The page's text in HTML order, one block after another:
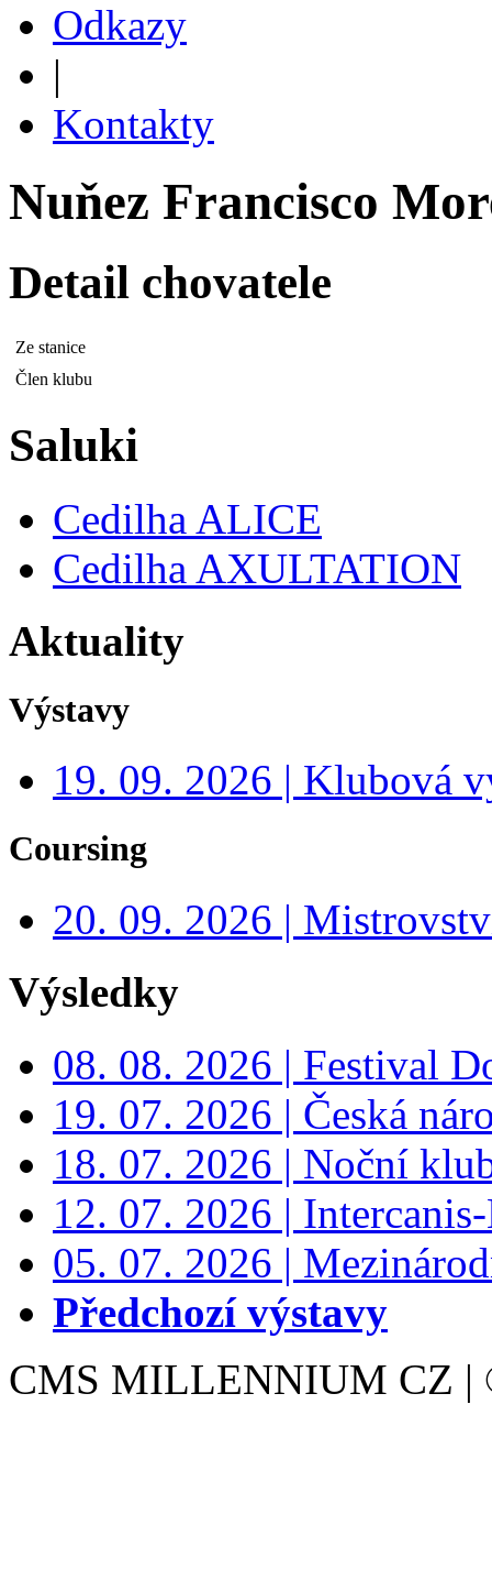
Odkazy
|
Kontakty
Nuňez Francisco
Detail chovatele
Ze stanice
Člen klubu
Saluki
Cedilha ALICE
Cedilha AXULTATION
Aktuality
Výstavy
19. 09. 2026 | Klubová
Coursing
20. 09. 2026 |
Výsledky
08. 08. 2026 | Festival
19. 07. 2026 | Česká
18. 07. 2026 | Noční
12. 07. 2026 |
05. 07. 2026 |
Předchozí výstavy
CMS MILLENNIUM CZ |